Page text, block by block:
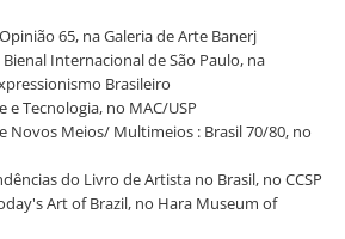
Opinião 65, na Galeria de Arte Banerj
Bienal Internacional de São Paulo, na
Brasileiro
e Tecnologia, no MAC/USP
Novos Meios/ Multimeios : Brasil 70/80, no
do Livro de Artista no Brasil, no CCSP
Art of Brazil, no Hara Museum of